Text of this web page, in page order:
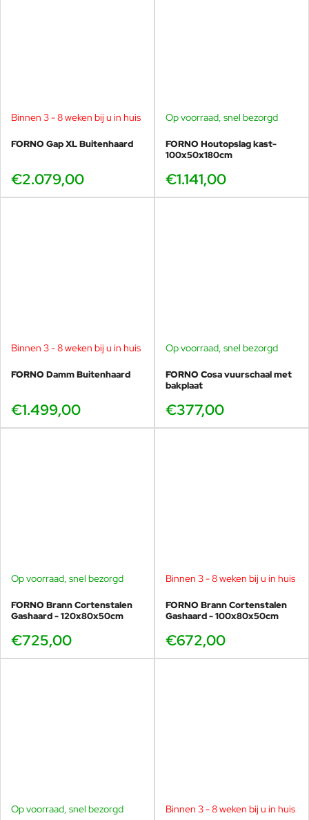
Binnen 3 - 8 weken bij u in huis
FORNO Gap XL Buitenhaard
€2.079,00
Op voorraad, snel bezorgd
FORNO Houtopslag kast-
100x50x180cm
€1.141,00
Binnen 3 - 8 weken bij u in huis
FORNO Damm Buitenhaard
€1.499,00
Op voorraad, snel bezorgd
FORNO Cosa vuurschaal met
bakplaat
€377,00
Op voorraad, snel bezorgd
FORNO Brann Cortenstalen
Gashaard - 120x80x50cm
€725,00
Binnen 3 - 8 weken bij u in huis
FORNO Brann Cortenstalen
Gashaard - 100x80x50cm
€672,00
Op voorraad, snel bezorgd Binnen 3 - 8 weken bij u in huis